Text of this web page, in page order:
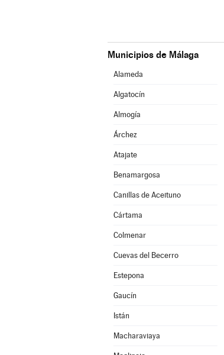
Municipios de Málaga
Alameda
Algatocín
Almogía
Árchez
Atajate
Benamargosa
Canillas de Aceituno
Cártama
Colmenar
Cuevas del Becerro
Estepona
Gaucín
Istán
Macharaviaya